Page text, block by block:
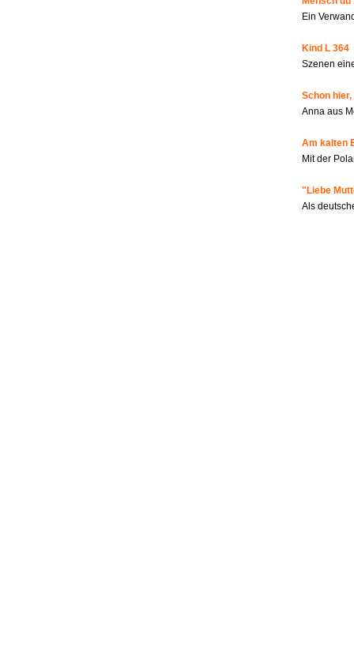
Ein
Kind L 364
Szenen
Schon
Anna aus
Am kalten
Mit der
"Liebe
Als